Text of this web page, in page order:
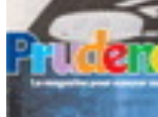
Services
Forum